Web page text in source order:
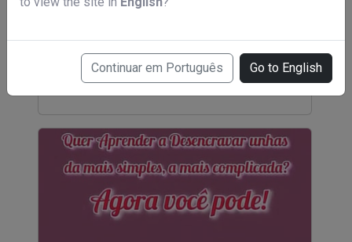
Continuar em Português Go to English
Curso de podologia em 6 meses
R$ 49,00